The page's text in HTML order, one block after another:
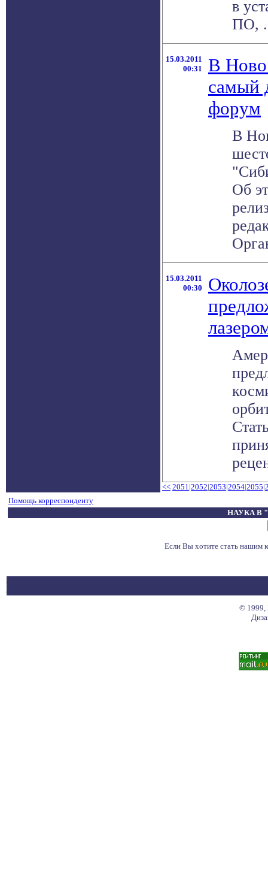
в
ПО,
15.03.2011
00:31
В
самый
форум
В
Об
15.03.2011
00:30
<< 2051|2052|2053|2054|2055|
Помощь корреспонденту
НАУКА В
Если Вы хотите стать нашим
© 1999,